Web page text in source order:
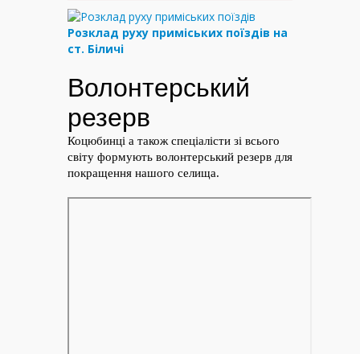
Розклад руху приміських поїздів на
ст. Біличі